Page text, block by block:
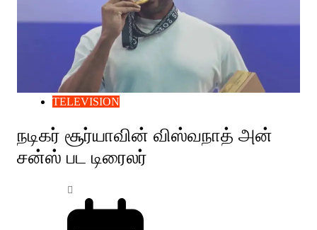
TELEVISION
நடிகர் சூர்யாவின் விஸ்வநாத் அன்
சன்ஸ் பட டிரைலர்